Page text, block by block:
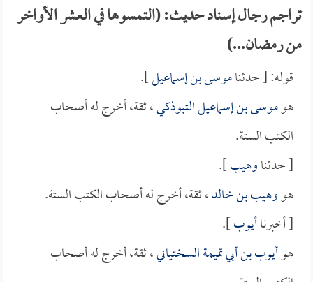
تراجم رجال إسناد حديث: (التمسوها في العشر الأواخر
من رمضان...)
قوله: [ حدثناموسى بن إسماعيل].
هوموسى بن إسماعيل التبوذكي، ثقة، أخرج له أصحاب
الكتب الستة.
[ حدثناوهيب].
هووهيب بن خالد، ثقة، أخرج له أصحاب الكتب الستة.
[ أخبرناأيوب].
هوأيوب بن أبي تميمة السختياني، ثقة، أخرج له أصحاب